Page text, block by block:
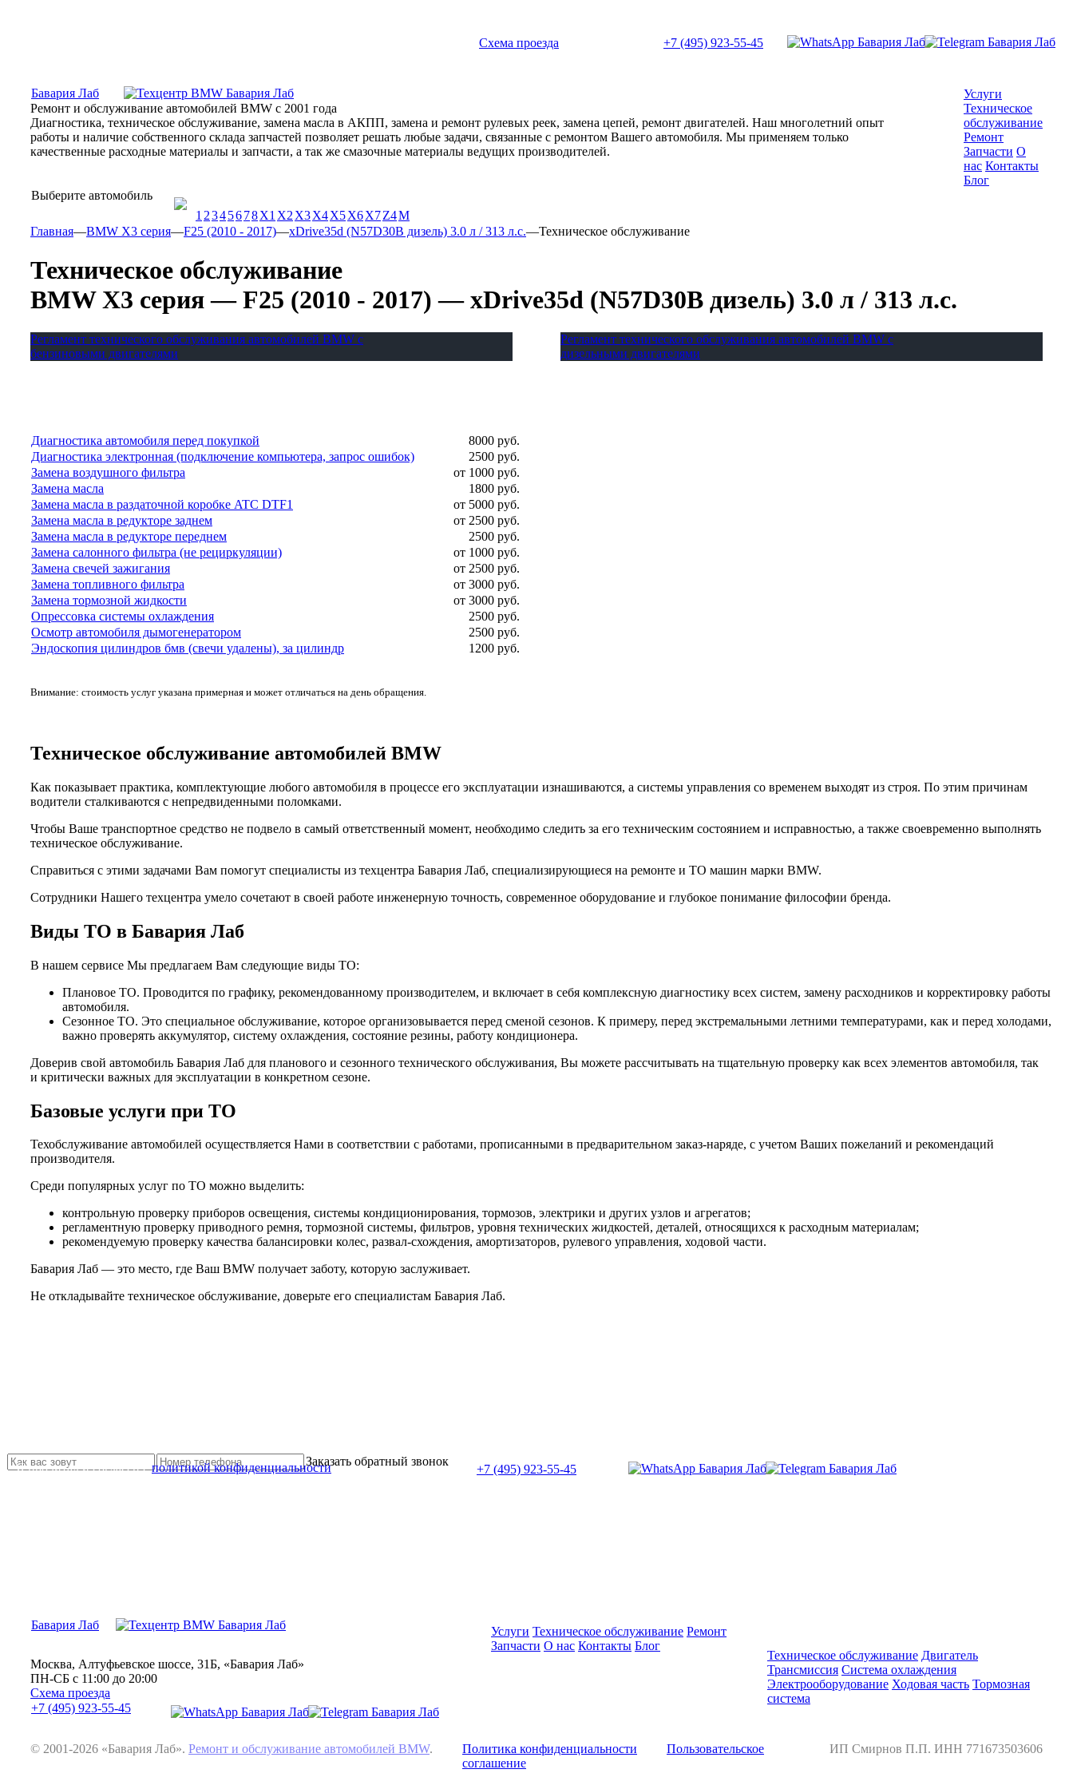
Схема проезда +7 (495) 923-55-45
Бавария Лаб
Ремонт и обслуживание автомобилей BMW с 2001 года
Диагностика, техническое обслуживание, замена масла в АКПП, замена и ремонт рулевых реек, замена цепей, ремонт двигателей. Наш многолетний опыт
работы и наличие собственного склада запчастей позволяет решать любые задачи, связанные с ремонтом Вашего автомобиля. Мы применяем только
качественные расходные материалы и запчасти, а так же смазочные материалы ведущих производителей.
Услуги
Техническое
обслуживание
Ремонт
Запчасти О
нас Контакты
Блог
Выберите автомобиль
1 2345678X1 X2 X3X4X5X6X7Z4М
Главная—BMW X3 серия—F25 (2010 - 2017)—xDrive35d (N57D30B дизель) 3.0 л / 313 л.с.—Техническое обслуживание
Техническое обслуживание
BMW X3 серия — F25 (2010 - 2017) — xDrive35d (N57D30B дизель) 3.0 л / 313 л.с.
Регламент технического обслуживания автомобилей BMW с
бензиновыми двигателями
Регламент технического обслуживания автомобилей BMW с
дизельными двигателями
Диагностика автомобиля перед покупкой
8000 руб.
Диагностика электронная (подключение компьютера, запрос ошибок)
2500 руб.
Замена воздушного фильтра
от 1000 руб.
Замена масла
1800 руб.
Замена масла в раздаточной коробке ATC DTF1
от 5000 руб.
Замена масла в редукторе заднем
от 2500 руб.
Замена масла в редукторе переднем
2500 руб.
Замена салонного фильтра (не рециркуляции)
от 1000 руб.
Замена свечей зажигания
от 2500 руб.
Замена топливного фильтра
от 3000 руб.
Замена тормозной жидкости
от 3000 руб.
Опрессовка системы охлаждения
2500 руб.
Осмотр автомобиля дымогенератором
2500 руб.
Эндоскопия цилиндров бмв (свечи удалены), за цилиндр
1200 руб.
Внимание: стоимость услуг указана примерная и может отличаться на день обращения.
Техническое обслуживание автомобилей BMW
Как показывает практика, комплектующие любого автомобиля в процессе его эксплуатации изнашиваются, а системы управления со временем выходят из строя. По этим причинам
водители сталкиваются с непредвиденными поломками.
Чтобы Ваше транспортное средство не подвело в самый ответственный момент, необходимо следить за его техническим состоянием и исправностью, а также своевременно выполнять
техническое обслуживание.
Справиться с этими задачами Вам помогут специалисты из техцентра Бавария Лаб, специализирующиеся на ремонте и ТО машин марки BMW.
Сотрудники Нашего техцентра умело сочетают в своей работе инженерную точность, современное оборудование и глубокое понимание философии бренда.
Виды ТО в Бавария Лаб
В нашем сервисе Мы предлагаем Вам следующие виды ТО:
Плановое ТО. Проводится по графику, рекомендованному производителем, и включает в себя комплексную диагностику всех систем, замену расходников и корректировку работы
автомобиля.
Сезонное ТО. Это специальное обслуживание, которое организовывается перед сменой сезонов. К примеру, перед экстремальными летними температурами, как и перед холодами,
важно проверять аккумулятор, систему охлаждения, состояние резины, работу кондиционера.
Доверив свой автомобиль Бавария Лаб для планового и сезонного технического обслуживания, Вы можете рассчитывать на тщательную проверку как всех элементов автомобиля, так
и критически важных для эксплуатации в конкретном сезоне.
Базовые услуги при ТО
Техобслуживание автомобилей осуществляется Нами в соответствии с работами, прописанными в предварительном заказ-наряде, с учетом Ваших пожеланий и рекомендаций
производителя.
Среди популярных услуг по ТО можно выделить:
контрольную проверку приборов освещения, системы кондиционирования, тормозов, электрики и других узлов и агрегатов;
регламентную проверку приводного ремня, тормозной системы, фильтров, уровня технических жидкостей, деталей, относящихся к расходным материалам;
рекомендуемую проверку качества балансировки колес, развал-схождения, амортизаторов, рулевого управления, ходовой части.
Бавария Лаб — это место, где Ваш BMW получает заботу, которую заслуживает.
Не откладывайте техническое обслуживание, доверьте его специалистам Бавария Лаб.
Заказать обратный звонок
Я прочитал и согласен сполитикой конфиденциальности
+7 (495) 923-55-45
Бавария Лаб
Москва, Алтуфьевское шоссе, 31Б, «Бавария Лаб»
ПН-СБ с 11:00 до 20:00
Схема проезда
+7 (495) 923-55-45
Услуги Техническое обслуживание Ремонт
Запчасти О нас Контакты Блог
Техническое обслуживание Двигатель
Трансмиссия Система охлаждения
Электрооборудование Ходовая часть Тормозная
система
© 2001-2026 «Бавария Лаб». Ремонт и обслуживание автомобилей BMW. Политика конфиденциальности
Пользовательское
соглашение
ИП Смирнов П.П. ИНН 771673503606